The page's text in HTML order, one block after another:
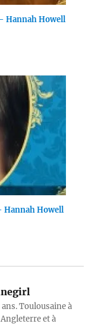
Hannah Howell
Hannah Howell
Toulousaine à
et à